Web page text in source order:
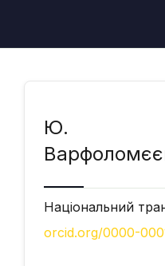
Ю.
Національний
orcid.org/0000-